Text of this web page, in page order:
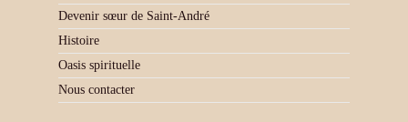
Devenir sœur de Saint-André
Histoire
Oasis spirituelle
Nous contacter